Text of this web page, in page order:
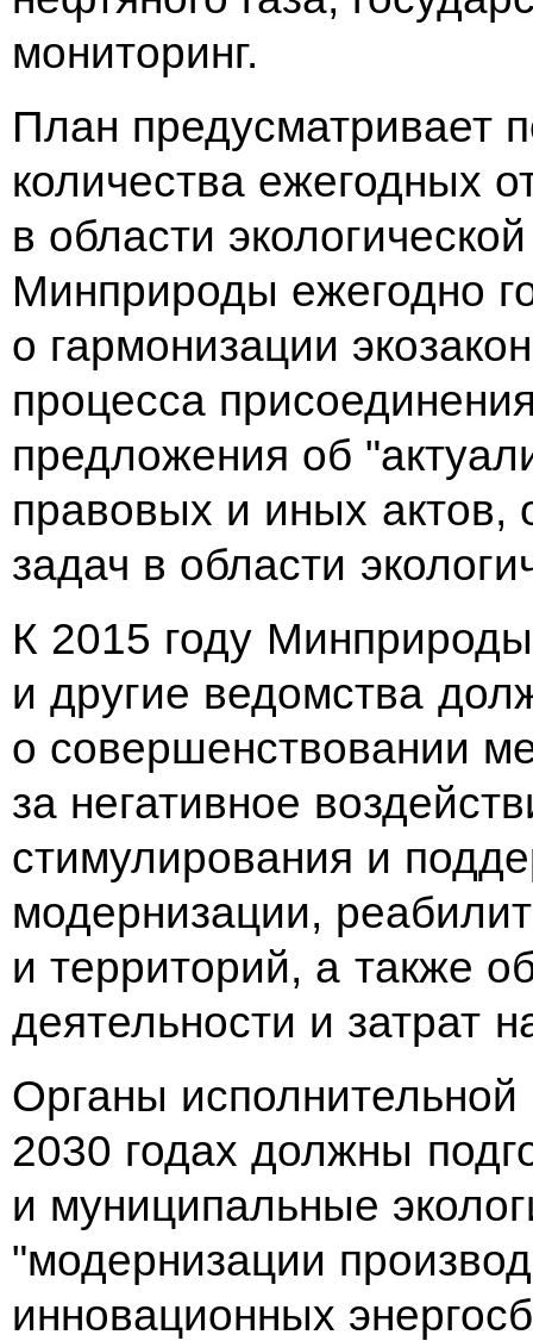
мониторинг.
План предусматривает
количества ежегодных
в области
Минприроды ежегодно
о гармонизации
процесса
предложения об
правовых и иных
задач в области
К 2015 году
и другие ведомства
о совершенствовании
за негативное
стимулирования и
модернизации,
и территорий, а также
деятельности и затрат
Органы
2030 годах должны
и муниципальные
"модернизации
инновационных